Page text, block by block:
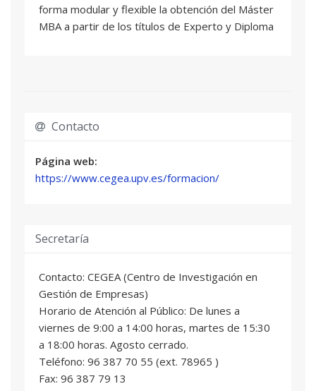
05 BIG DATA PARA NEGOCIOS
3 ECTS
3 ECTS
07 PROJECT MANAGEMENT
Universidad
08 INTERNET DE LAS COSAS
3 ECTS
Juan Vicente Capella Hernández: Profesor/a
Titular de Universidad
Teresa Nachiondo Farinos: Profesor/a Titular
de Universidad
forma modular y flexible la obtención del Máster
MBA a partir de los títulos de Experto y Diploma
Contacto
Página web:
https://www.cegea.upv.es/formacion/
Secretaría
Contacto: CEGEA (Centro de Investigación en
Gestión de Empresas)
Horario de Atención al Público: De lunes a
viernes de 9:00 a 14:00 horas, martes de 15:30
a 18:00 horas. Agosto cerrado.
Teléfono: 96 387 70 55 (ext. 78965 )
Fax: 96 387 79 13